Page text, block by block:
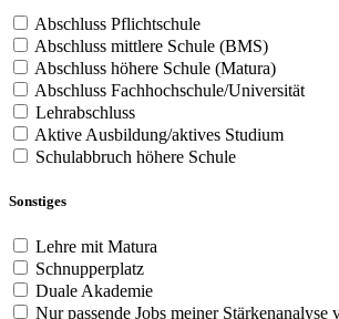
Abschluss Pflichtschule
Abschluss mittlere Schule (BMS)
Abschluss höhere Schule (Matura)
Abschluss Fachhochschule/Universität
Lehrabschluss
Aktive Ausbildung/aktives Studium
Schulabbruch höhere Schule
Sonstiges
Lehre mit Matura
Schnupperplatz
Duale Akademie
Nur passende Jobs meiner Stärkenanalyse